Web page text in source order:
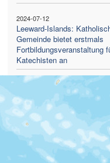
2024-07-12
Leeward-Islands:
Gemeinde bietet erstmals
Fortbildungsveranstaltung
Katechisten an